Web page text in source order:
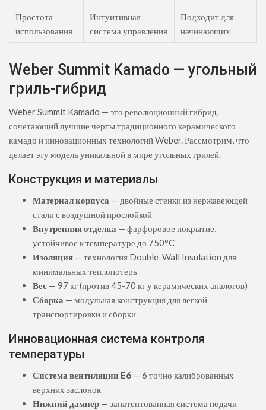
Простота
использования
Интуитивная
система управления
Подходит для
начинающих
Weber Summit Kamado — угольный
гриль-гибрид
Weber Summit Kamado — это революционный гибрид,
сочетающий лучшие черты традиционного керамического
камадо и инновационных технологий Weber. Рассмотрим, что
делает эту модель уникальной в мире угольных грилей.
Конструкция и материалы
Материал корпуса — двойные стенки из нержавеющей
стали с воздушной прослойкой
Внутренняя отделка — фарфоровое покрытие,
устойчивое к температуре до 750°C
Изоляция — технология Double-Wall Insulation для
минимальных теплопотерь
Вес — 97 кг (против 45-70 кг у керамических аналогов)
Сборка — модульная конструкция для легкой
транспортировки и сборки
Инновационная система контроля
температуры
Система вентиляции E6 — 6 точно калиброванных
верхних заслонок
Нижний дампер — запатентованная система подачи